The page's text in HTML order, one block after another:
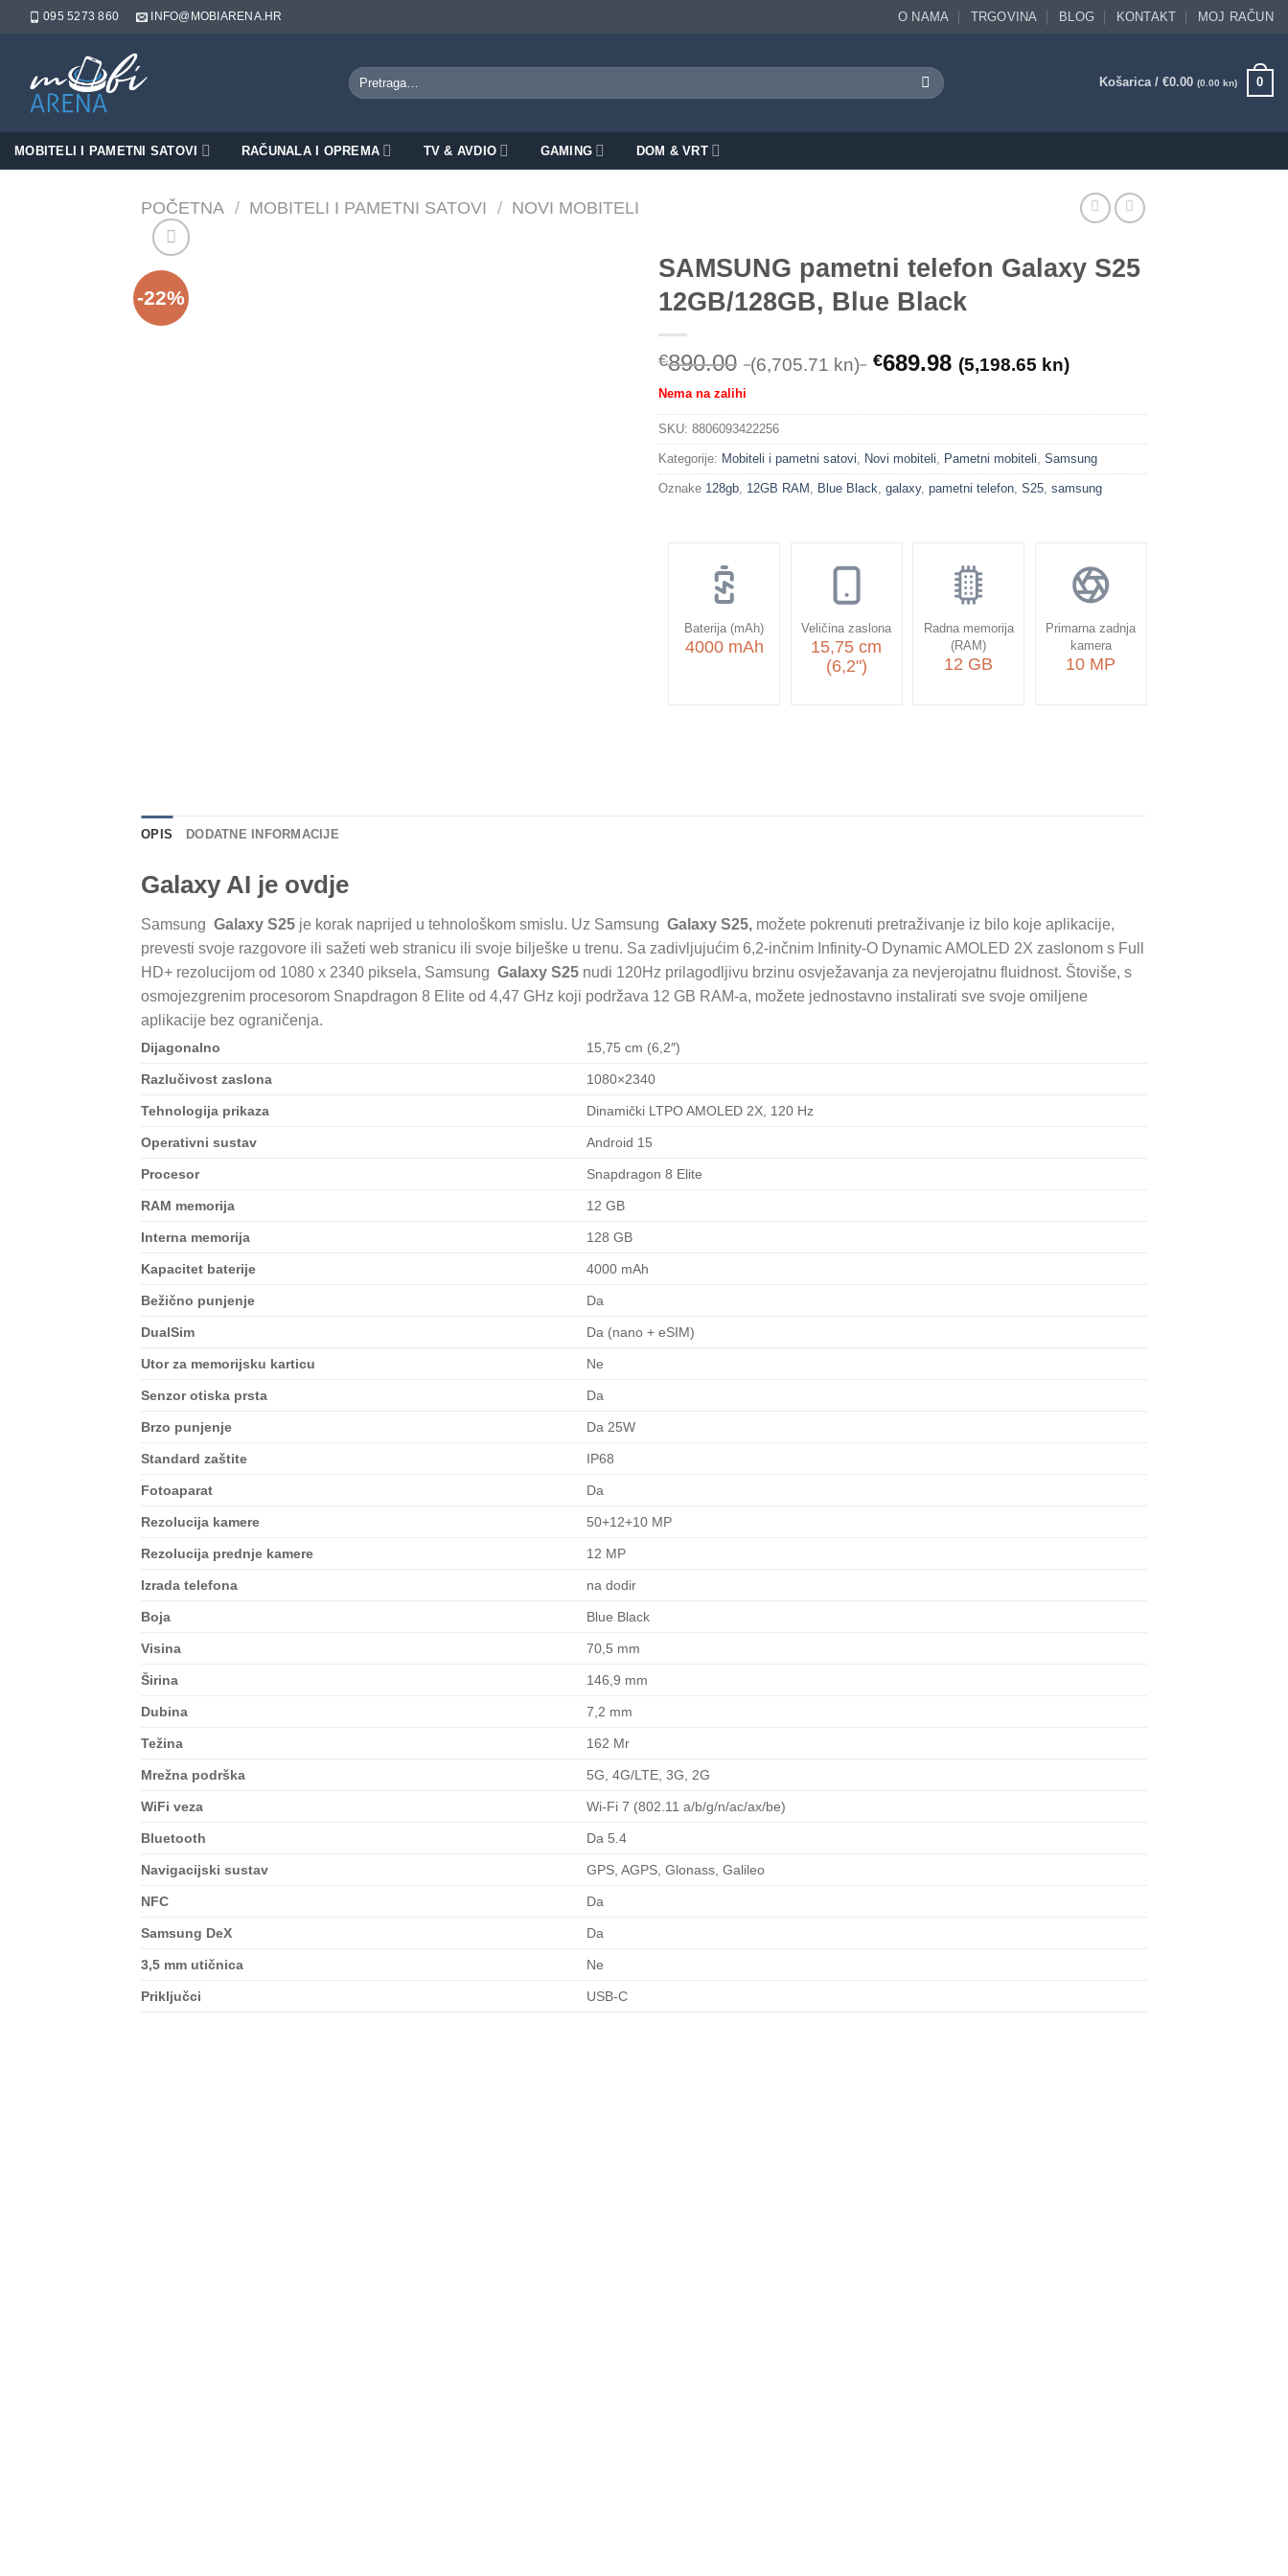
095 5273 860 INFO@MOBIARENA.HR O NAMA TRGOVINA BLOG KONTAKT MOJ RAČUN
Pretraži:
Košarica / €0.00 (0.00 kn) 0
MOBITELI I PAMETNI SATOVI RAČUNALA I OPREMA TV & AVDIO GAMING DOM & VRT
POČETNA / MOBITELI I PAMETNI SATOVI / NOVI MOBITELI
-22%
SAMSUNG pametni telefon Galaxy S25
12GB/128GB, Blue Black
€890.00 (6,705.71 kn) €689.98 (5,198.65 kn)
Nema na zalihi
SKU: 8806093422256
Kategorije: Mobiteli i pametni satovi Novi mobiteli Pametni mobiteli Samsung
Oznake 128gb 12GB RAM Blue Black galaxy, pametni telefon S25 samsung
Baterija (mAh)
4000 mAh
Veličina zaslona
15,75 cm
(6,2")
Radna memorija
(RAM)
12 GB
Primarna zadnja
kamera
10 MP
OPIS DODATNE INFORMACIJE
Galaxy AI je ovdje
Samsung Galaxy S25 je korak naprijed u tehnološkom smislu. Uz Samsung Galaxy S25, možete pokrenuti pretraživanje iz bilo koje aplikacije,
prevesti svoje razgovore ili sažeti web stranicu ili svoje bilješke u trenu. Sa zadivljujućim 6,2-inčnim Infinity-O Dynamic AMOLED 2X zaslonom s Full
HD+ rezolucijom od 1080 x 2340 piksela, Samsung Galaxy S25 nudi 120Hz prilagodljivu brzinu osvježavanja za nevjerojatnu fluidnost. Štoviše, s
osmojezgrenim procesorom Snapdragon 8 Elite od 4,47 GHz koji podržava 12 GB RAM-a, možete jednostavno instalirati sve svoje omiljene
aplikacije bez ograničenja.
Dijagonalno 15,75 cm (6,2″)
Razlučivost zaslona 1080×2340
Tehnologija prikaza Dinamički LTPO AMOLED 2X, 120 Hz
Operativni sustav Android 15
Procesor Snapdragon 8 Elite
RAM memorija 12 GB
Interna memorija 128 GB
Kapacitet baterije 4000 mAh
Bežično punjenje Da
DualSim Da (nano + eSIM)
Utor za memorijsku karticu Ne
Senzor otiska prsta Da
Brzo punjenje Da 25W
Standard zaštite IP68
Fotoaparat Da
Rezolucija kamere 50+12+10 MP
Rezolucija prednje kamere 12 MP
Izrada telefona na dodir
Boja Blue Black
Visina 70,5 mm
Širina 146,9 mm
Dubina 7,2 mm
Težina 162 Mr
Mrežna podrška 5G, 4G/LTE, 3G, 2G
WiFi veza Wi-Fi 7 (802.11 a/b/g/n/ac/ax/be)
Bluetooth Da 5.4
Navigacijski sustav GPS, AGPS, Glonass, Galileo
NFC Da
Samsung DeX Da
3,5 mm utičnica Ne
Priključci USB-C